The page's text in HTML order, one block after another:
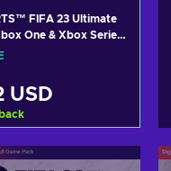
FIFA 23 Ultimate
One & Xbox Series
USD
al carrello